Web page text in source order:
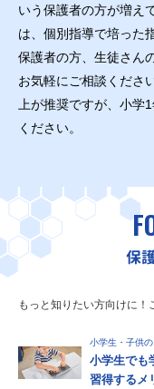
いう保護者の方が増え
は、個別指導で培った
保護者の方、生徒さん
お気軽にご相談くださ
上が推奨ですが、小
ください。
保
もっと知りたい方向けに！
小学生・子供
小学生でも
習得するメ